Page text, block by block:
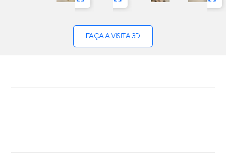
FAÇA A VISITA 3D